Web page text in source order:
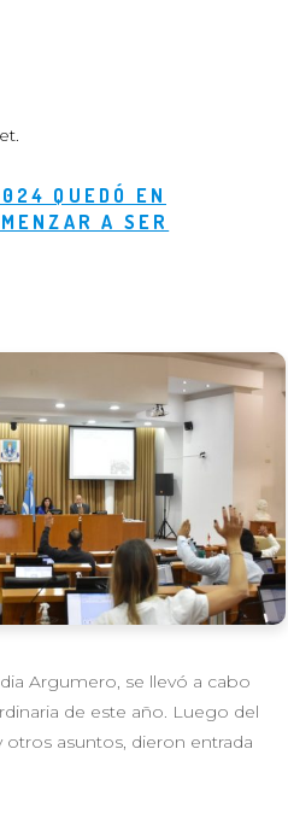
QUEDÓ EN
A SER
Argumero, se llevó a cabo
de este año. Luego del
asuntos, dieron entrada